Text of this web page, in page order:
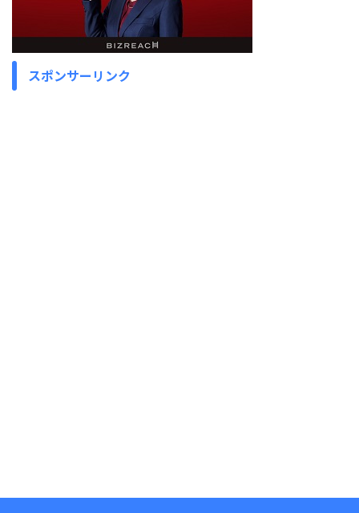
スポンサーリンク